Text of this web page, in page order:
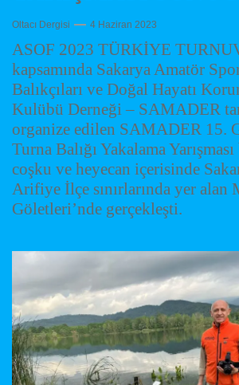
Oltacı Dergisi 4 Haziran 2023
ASOF 2023 TÜRKİYE
kapsamında Sakarya Amatör
Balıkçıları ve Doğal Hayatı
Kulübü Derneği – SAMADER
organize edilen SAMADER 15.
Turna Balığı Yakalama
coşku ve heyecan içerisinde
Arifiye İlçe sınırlarında yer alan
Göletleri’nde gerçekleşti.